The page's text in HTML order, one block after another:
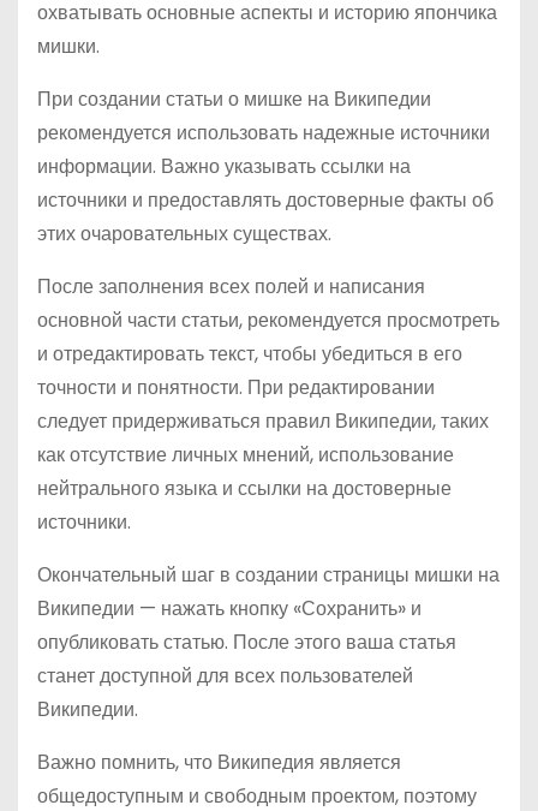
охватывать основные аспекты и историю япончика
мишки.
При создании статьи о мишке на Википедии
рекомендуется использовать надежные источники
информации. Важно указывать ссылки на
источники и предоставлять достоверные факты об
этих очаровательных существах.
После заполнения всех полей и написания
основной части статьи, рекомендуется просмотреть
и отредактировать текст, чтобы убедиться в его
точности и понятности. При редактировании
следует придерживаться правил Википедии, таких
как отсутствие личных мнений, использование
нейтрального языка и ссылки на достоверные
источники.
Окончательный шаг в создании страницы мишки на
Википедии — нажать кнопку «Сохранить» и
опубликовать статью. После этого ваша статья
станет доступной для всех пользователей
Википедии.
Важно помнить, что Википедия является
общедоступным и свободным проектом, поэтому